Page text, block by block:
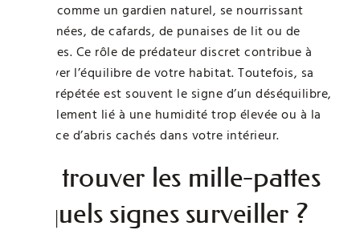
plutôt comme un gardien naturel, se nourrissant
d’araignées, de cafards, de punaises de lit ou de
mouches. Ce rôle de prédateur discret contribue à
préserver l’équilibre de votre habitat. Toutefois, sa
venue répétée est souvent le signe d’un déséquilibre,
généralement lié à une humidité trop élevée ou à la
présence d’abris cachés dans votre intérieur.
Où trouver les mille-pattes
et quels signes surveiller ?